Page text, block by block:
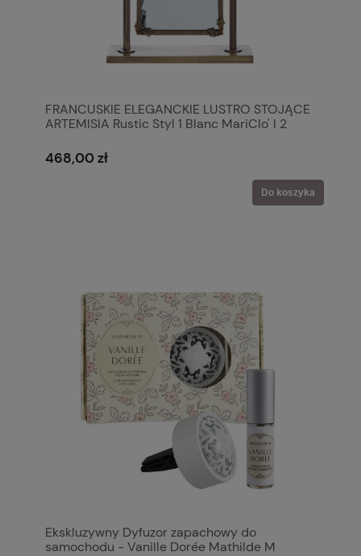
FRANCUSKIE ELEGANCKIE LUSTRO STOJĄCE
ARTEMISIA Rustic Styl 1 Blanc MariClo' l 2
468,00 zł
Do koszyka
Ekskluzywny Dyfuzor zapachowy do
samochodu - Vanille Dorée Mathilde M